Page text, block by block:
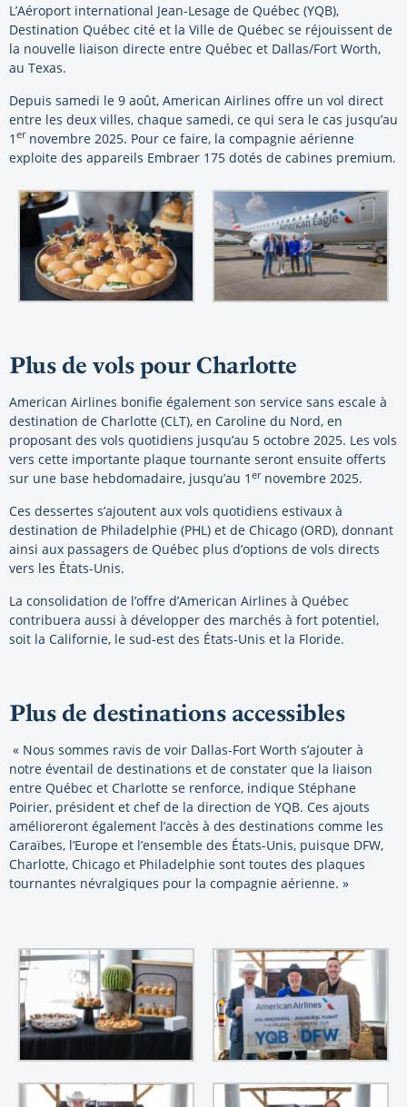
L’Aéroport international Jean-Lesage de Québec (YQB),
Destination Québec cité et la Ville de Québec se réjouissent de
la nouvelle liaison directe entre Québec et Dallas/Fort Worth,
au Texas.
Depuis samedi le 9 août, American Airlines offre un vol direct
entre les deux villes, chaque samedi, ce qui sera le cas jusqu’au
1 ernovembre 2025. Pour ce faire, la compagnie aérienne
exploite des appareils Embraer 175 dotés de cabines premium.
Plus de vols pour Charlotte
American Airlines bonifie également son service sans escale à
destination de Charlotte (CLT), en Caroline du Nord, en
proposant des vols quotidiens jusqu’au 5 octobre 2025. Les vols
vers cette importante plaque tournante seront ensuite offerts
sur une base hebdomadaire, jusqu’au 1 ernovembre 2025.
Ces dessertes s’ajoutent aux vols quotidiens estivaux à
destination de Philadelphie (PHL) et de Chicago (ORD), donnant
ainsi aux passagers de Québec plus d’options de vols directs
vers les États-Unis.
La consolidation de l’offre d’American Airlines à Québec
contribuera aussi à développer des marchés à fort potentiel,
soit la Californie, le sud-est des États-Unis et la Floride.
Plus de destinations accessibles
« Nous sommes ravis de voir Dallas-Fort Worth s’ajouter à
notre éventail de destinations et de constater que la liaison
entre Québec et Charlotte se renforce, indique Stéphane
Poirier, président et chef de la direction de YQB. Ces ajouts
amélioreront également l’accès à des destinations comme les
Caraïbes, l’Europe et l’ensemble des États-Unis, puisque DFW,
Charlotte, Chicago et Philadelphie sont toutes des plaques
tournantes névralgiques pour la compagnie aérienne. »